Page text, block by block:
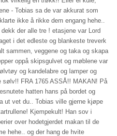
- Tobias sa de var akkurat som
ikke å rikke dem engang hehe..
der alle tre ! etasjene var Lord
i det edleste og blankeste treverk
sammen, veggene og taka og skapa
oppå skipsgulvet og møblene var
og kandelabre og lamper og
FRA 1765 ASSÅ!! MAKAN! På
hatten hans på bordet og
ut vet du.. Tobias ville gjerne kjøpe
Kjempekult! Han sov i
over hodetgjerdet makan til de
hehe.. og der hang de hvite